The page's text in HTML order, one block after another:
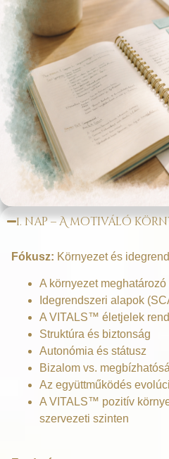
1. nap – A motiváló
Fókusz: Környezet és
A környezet meghatározó
Idegrendszeri alapok
A VITALS™ életjelek
Struktúra és biztonság
Autonómia és státusz
Bizalom vs.
Az együttműködés
A VITALS™ pozitív
szervezeti szinten